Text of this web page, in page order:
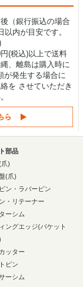
（銀行振込の場合
以内が目安です。
(税込)以上で送料
、離島は購入時に
が発生する場合に
を させていただき
部品
)
(爪)
ン・ラバーピン
・リテーナー
ーシム
ングエッジ(バケット
ッター
ピン
ーシム